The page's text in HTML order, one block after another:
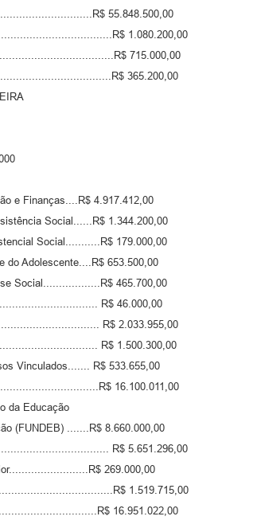
55.848.500,00
1.080.200,00
715.000,00
365.200,00
e Finanças....R$ 4.917.412,00
Social......R$ 1.344.200,00
Social...........R$ 179.000,00
do Adolescente....R$ 653.500,00
Social..................R$ 465.700,00
R$ 46.000,00
R$ 2.033.955,00
R$ 1.500.300,00
Vinculados....... R$ 533.655,00
16.100.011,00
da Educação
(FUNDEB) .......R$ 8.660.000,00
R$ 5.651.296,00
269.000,00
1.519.715,00
16.951.022,00